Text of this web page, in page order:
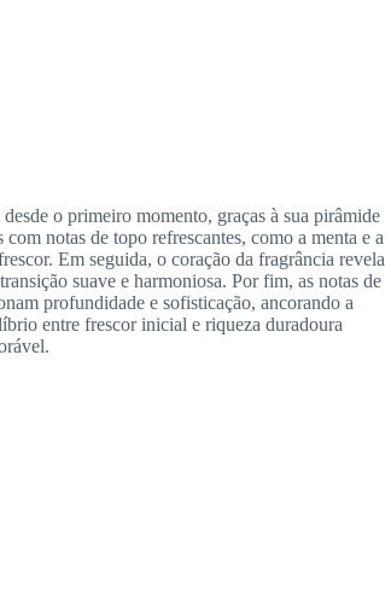
o primeiro momento, graças à sua pirâmide
notas de topo refrescantes, como a menta e a
Em seguida, o coração da fragrância revela
suave e harmoniosa. Por fim, as notas de
profundidade e sofisticação, ancorando a
entre frescor inicial e riqueza duradoura